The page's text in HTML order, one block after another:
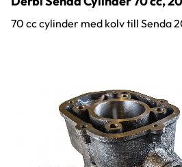
70 cc cylinder med kolv till Senda